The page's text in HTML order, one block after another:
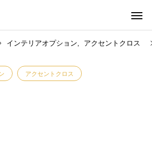
インテリアオプション アクセントクロス
アクセントクロス